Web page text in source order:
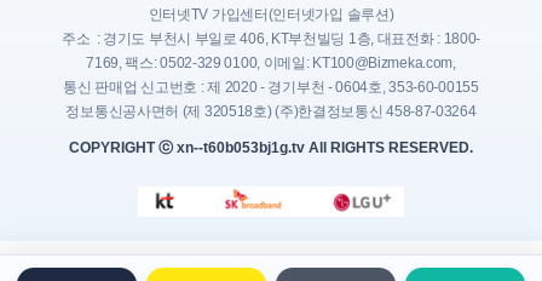
인터넷TV 가입센터(인터넷가입 솔루션)
주소 : 경기도 부천시 부일로 406, KT부천빌딩 1층, 대표전화 : 1800-
7169, 팩스: 0502-329 0100, 이메일: KT100@Bizmeka.com,
통신 판매업 신고번호 : 제 2020 - 경기부천 - 0604호, 353-60-00155
정보통신공사면허 (제 320518호) (주)한결정보통신 458-87-03264
COPYRIGHT ⓒ xn--t60b053bj1g.tv All RIGHTS RESERVED.